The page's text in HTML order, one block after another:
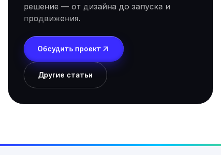
решение — от дизайна до запуска и
продвижения.
Обсудить проект
Другие статьи